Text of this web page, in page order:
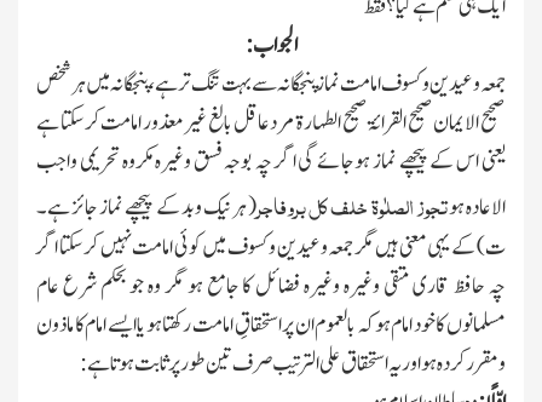
الجواب :
جمعہ وعیدین وکسوف امامت نماز پنجگانہ سے بہت تنگ تر ہے ، پنجگانہ میں ہر شخص
صحیح الایمان صحیح القرائۃ صحیح الطہارۃ مرد عاقل بالغ غیر معذور امامت کرسکتا ہے
یعنی اس کے پیچھے نماز ہوجائے گیاگر چہ بوجہ فسق وغیرہ مکروہ تحریمی واجب
الاعادہ ہوتجوز الصلٰوۃ خلف کل بروفاجر( ہر نیك وبد کے پیچھے نماز جائز ہے۔
ت) کے یہی معنی ہیں مگر جمعہ وعیدین وکسوف میں کوئی امامت نہیں کرسکتا اگر
چہ حافظ قاری متقی وغیرہ وغیرہ فضائل کا جامع ہو مگر وہ جو بحکم شرع عام
مسلمانوں کا خود امام ہوکہ بالعموم ان پر استحقاقِ امامت رکھتا ہو یا ایسے امام کا ماذون
ومقرر کردہ ہو اور یہ استحقاق علی الترتیب صرف تین طور پر ثابت ہوتا ہے :